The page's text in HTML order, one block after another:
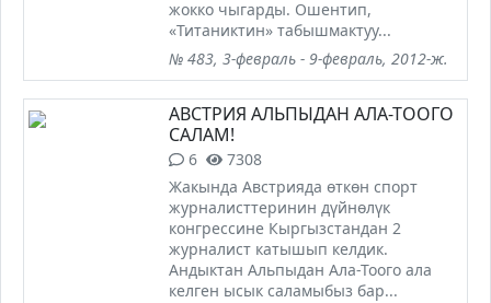
жокко чыгарды. Ошентип,
«Титаниктин» табышмактуу...
№ 483, 3-февраль - 9-февраль, 2012-ж.
АВСТРИЯ АЛЬПЫДАН АЛА-ТООГО
САЛАМ!
6
7308
Жакында Австрияда өткөн спорт
журналисттеринин дүйнөлүк
конгрессине Кыргызстандан 2
журналист катышып келдик.
Андыктан Альпыдан Ала-Тоого ала
келген ысык саламыбыз бар...